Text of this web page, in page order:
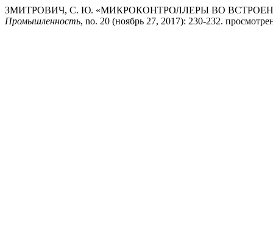
ЗМИТРОВИЧ, С. Ю. «МИКРОКОНТРОЛЛЕРЫ ВО
Промышленность, no. 20 (ноябрь 27, 2017): 230-232.